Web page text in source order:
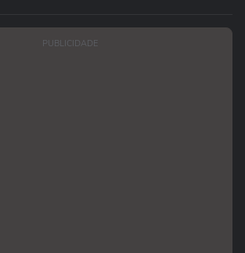
PUBLICIDADE